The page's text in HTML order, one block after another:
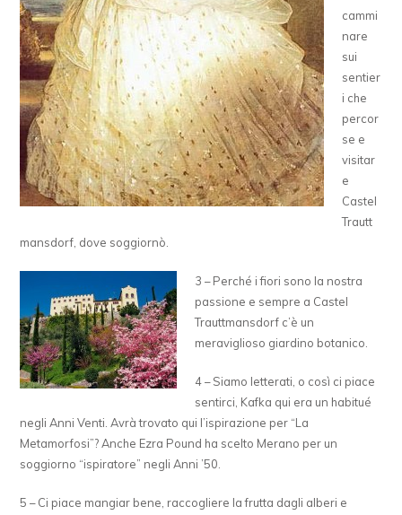
cammi
nare
sui
sentier
i che
percor
se e
visitar
e
Castel
Trautt
mansdorf, dove soggiornò.
3 – Perché i fiori sono la nostra
passione e sempre a Castel
Trauttmansdorf c’è un
meraviglioso giardino botanico.
4 – Siamo letterati, o così ci piace
sentirci, Kafka qui era un habitué
negli Anni Venti. Avrà trovato qui l’ispirazione per “La
Metamorfosi”? Anche Ezra Pound ha scelto Merano per un
soggiorno “ispiratore” negli Anni ’50.
5 – Ci piace mangiar bene, raccogliere la frutta dagli alberi e